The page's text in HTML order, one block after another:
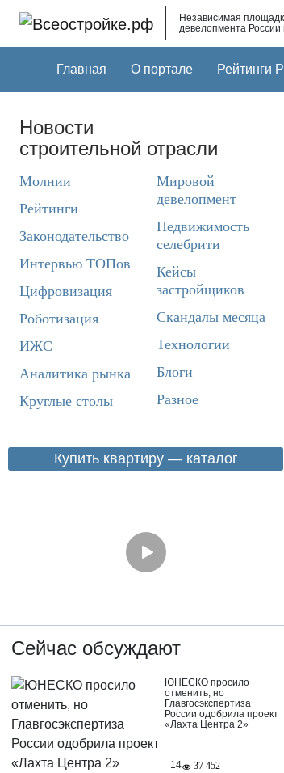
Независимая
девелопмента
Главная О портале Рейтинги
Новости
строительной отрасли
Молнии
Рейтинги
Законодательство
Интервью ТОПов
Цифровизация
Роботизация
ИЖС
Аналитика рынка
Круглые столы
Мировой
девелопмент
Недвижимость
селебрити
Кейсы
застройщиков
Скандалы месяца
Технологии
Блоги
Разное
Купить квартиру — каталог
Сейчас обсуждают
ЮНЕСКО просило
отменить, но
Главгосэкспертиза
России одобрила проект
«Лахта Центра 2»
14
37 452